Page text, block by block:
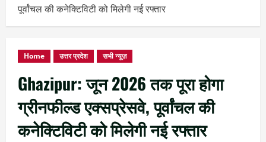
पूर्वांचल की कनेक्टिविटी को मिलेगी नई रफ्तार
Home उत्तर प्रदेश सभी न्यूज़
Ghazipur: जून 2026 तक पूरा होगा
ग्रीनफील्ड एक्सप्रेसवे, पूर्वांचल की
कनेक्टिविटी को मिलेगी नई रफ्तार